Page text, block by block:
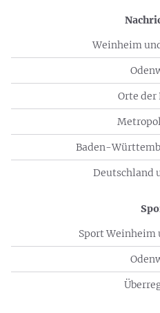
Weinheim
Orte der
Baden-
Deutschland
Sport Weinheim